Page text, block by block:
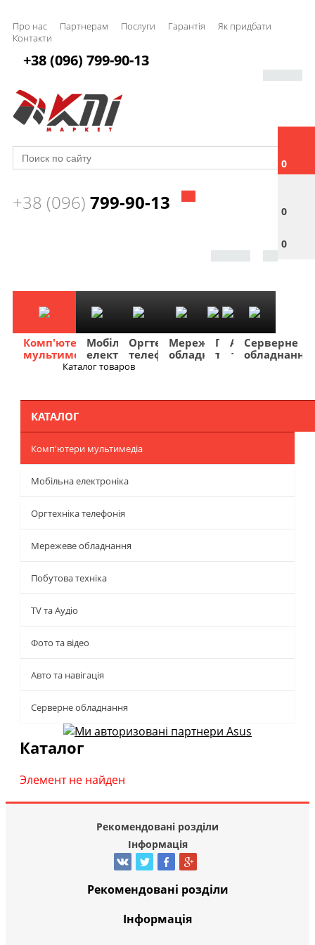
Про нас Партнерам Послуги Гарантія
Як придбати
Контакти
0
0
0
+38 (096) 799-90-13
+38 (096) 799-90-13
Комп'ютери
мультимедіа
Мобільна
електроніка
Оргтехніка
телефонія
Мережеве
обладнання
Побутова
техніка
TV
та
Фото
та
Авто
та
Серверне
обладнання
Каталог товаров
КАТАЛОГ
Комп'ютери мультимедіа
Мобільна електроніка
Оргтехніка телефонія
Мережеве обладнання
Побутова техніка
TV та Аудіо
Фото та відео
Авто та навігація
Серверне обладнання
Каталог
Элемент не найден
Рекомендовані розділи
Інформація
Рекомендовані розділи
Інформація